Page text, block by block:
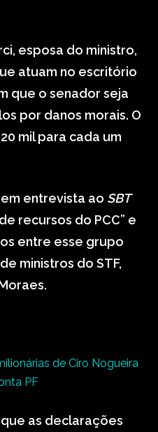
esposa do ministro,
atuam no escritório
que o senador seja
por danos morais. O
mil para cada um
entrevista ao SBT
recursos do PCC” e
entre esse grupo
ministros do STF,
de Ciro Nogueira
PF
as declarações